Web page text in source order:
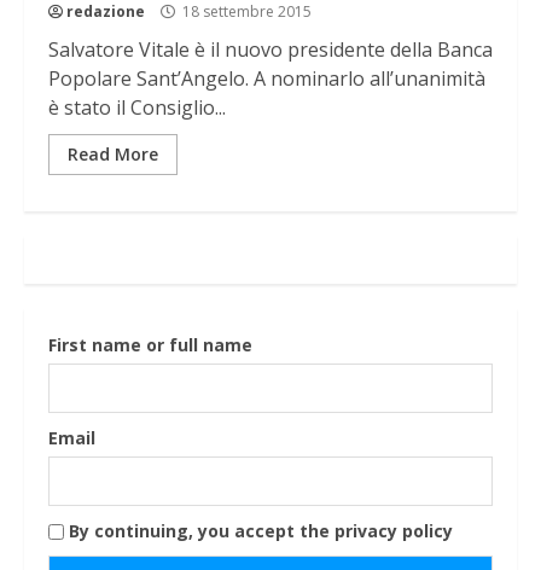
redazione 18 settembre 2015
Salvatore Vitale è il nuovo presidente della Banca
Popolare Sant’Angelo. A nominarlo all’unanimità
è stato il Consiglio...
Read More
First name or full name
Email
By continuing, you accept the privacy policy